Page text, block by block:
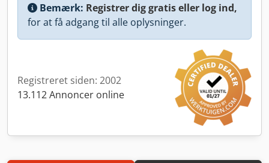
Bemærk: Registrer dig gratis eller log ind,
for at få adgang til alle oplysninger.
Registreret siden: 2002
13.112 Annoncer online